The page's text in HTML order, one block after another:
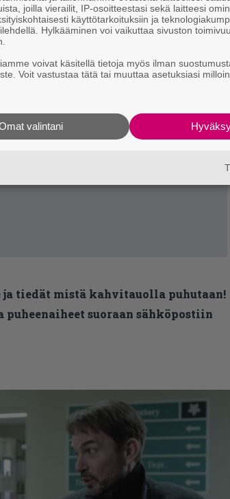
tiedät mistä kahvitauolla puhutaan!
suoraan sähköpostiin
joilla vierailit, IP-osoitteestasi sekä laitteesi
käyttötarkoituksiin ja
Hylkääminen voi vaikuttaa sivuston
voivat käsitellä tietoja myös ilman
Voit vastustaa tätä tai muuttaa asetuksiasi
valintani